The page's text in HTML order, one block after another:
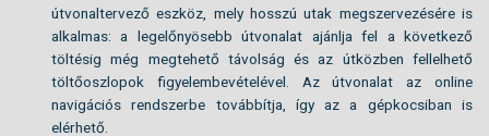
útvonaltervező eszköz, mely hosszú utak megszervezésére is
alkalmas: a legelőnyösebb útvonalat ajánlja fel a következő
töltésig még megtehető távolság és az útközben fellelhető
töltőoszlopok figyelembevételével. Az útvonalat az online
navigációs rendszerbe továbbítja, így az a gépkocsiban is
elérhető.